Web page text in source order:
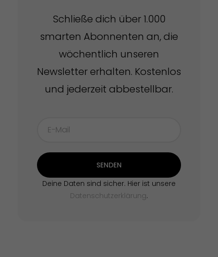
Schließe dich über 1.000
smarten Abonnenten an, die
wöchentlich unseren
Newsletter erhalten. Kostenlos
und jederzeit abbestellbar.
SENDEN
Deine Daten sind sicher. Hier ist unsere
Datenschutzerklärung.